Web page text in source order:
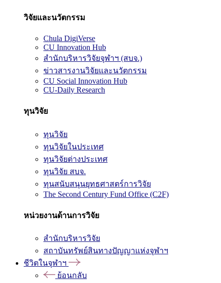
วิจัยและนวัตกรรม
Chula DigiVerse
CU Innovation Hub
สำนักบริหารวิจัยจุฬาฯ (สบจ.)
ข่าวสารงานวิจัยและนวัตกรรม
CU Social Innovation Hub
CU-Daily Research
ทุนวิจัย
ทุนวิจัย
ทุนวิจัยในประเทศ
ทุนวิจัยต่างประเทศ
ทุนวิจัย สบจ.
ทุนสนับสนุนยุทธศาสตร์การวิจัย
The Second Century Fund Office (C2F)
หน่วยงานด้านการวิจัย
สำนักบริหารวิจัย
สถาบันทรัพย์สินทางปัญญาแห่งจุฬาฯ
ชีวิตในจุฬาฯ
ย้อนกลับ